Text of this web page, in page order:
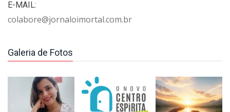
E-MAIL:
colabore@jornaloimortal.com.br
Galeria de Fotos